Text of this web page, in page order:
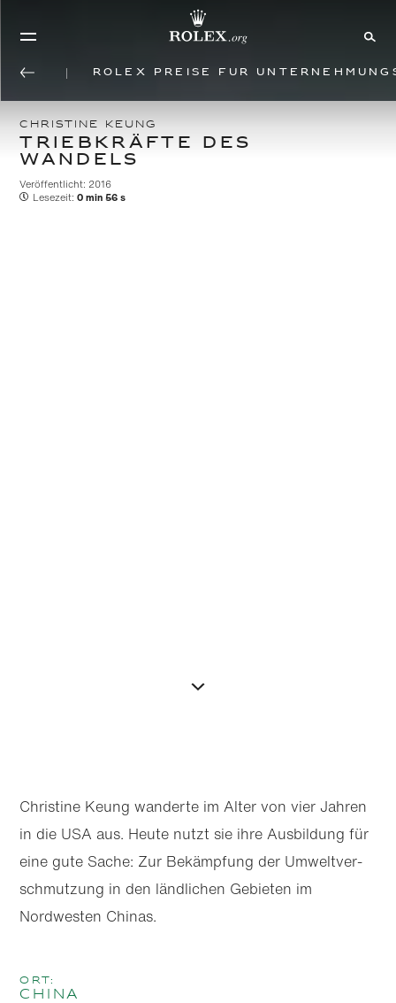
Rolex Preise für
CHRISTINE KEUNG
TRIEBKRÄFTE DES
WANDELS
Veröffentlicht: 2016
Lesezeit: 0 min 56 s
Christine Keung wanderte im Alter von vier Jahren
in die USA aus. Heute nutzt sie ihre Ausbildung für
eine gute Sache: Zur Bekämpfung der Umwelt­ver­
schmutzung in den ländlichen Gebieten im
Nordwesten Chinas.
Ort:
China